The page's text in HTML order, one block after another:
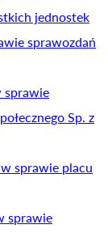
jednostek
sprawozdań
sprawie
Sp. z
sprawie placu
sprawie